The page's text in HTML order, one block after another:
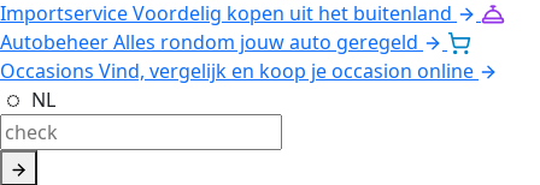
ImportserviceVoordelig kopen uit het buitenland
AutobeheerAlles rondom jouw auto geregeld
Occasions Vind, vergelijk en koop je occasion online
NL